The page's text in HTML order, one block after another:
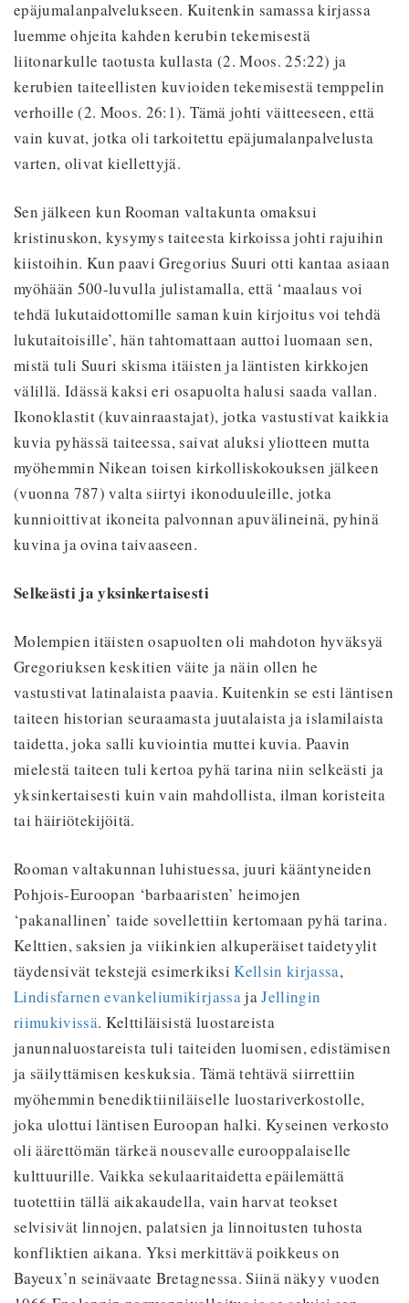
epäjumalanpalvelukseen. Kuitenkin samassa kirjassa
luemme ohjeita kahden kerubin tekemisestä
liitonarkulle taotusta kullasta (2. Moos. 25:22) ja
kerubien taiteellisten kuvioiden tekemisestä temppelin
verhoille (2. Moos. 26:1). Tämä johti väitteeseen, että
vain kuvat, jotka oli tarkoitettu epäjumalanpalvelusta
varten, olivat kiellettyjä.
Sen jälkeen kun Rooman valtakunta omaksui
kristinuskon, kysymys taiteesta kirkoissa johti rajuihin
kiistoihin. Kun paavi Gregorius Suuri otti kantaa asiaan
myöhään 500-luvulla julistamalla, että ‘maalaus voi
tehdä lukutaidottomille saman kuin kirjoitus voi tehdä
lukutaitoisille’, hän tahtomattaan auttoi luomaan sen,
mistä tuli Suuri skisma itäisten ja läntisten kirkkojen
välillä. Idässä kaksi eri osapuolta halusi saada vallan.
Ikonoklastit (kuvainraastajat), jotka vastustivat kaikkia
kuvia pyhässä taiteessa, saivat aluksi yliotteen mutta
myöhemmin Nikean toisen kirkolliskokouksen jälkeen
(vuonna 787) valta siirtyi ikonoduuleille, jotka
kunnioittivat ikoneita palvonnan apuvälineinä, pyhinä
kuvina ja ovina taivaaseen.
Selkeästi ja yksinkertaisesti
Molempien itäisten osapuolten oli mahdoton hyväksyä
Gregoriuksen keskitien väite ja näin ollen he
vastustivat latinalaista paavia. Kuitenkin se esti läntisen
taiteen historian seuraamasta juutalaista ja islamilaista
taidetta, joka salli kuviointia muttei kuvia. Paavin
mielestä taiteen tuli kertoa pyhä tarina niin selkeästi ja
yksinkertaisesti kuin vain mahdollista, ilman koristeita
tai häiriötekijöitä.
Rooman valtakunnan luhistuessa, juuri kääntyneiden
Pohjois-Euroopan ‘barbaaristen’ heimojen
‘pakanallinen’ taide sovellettiin kertomaan pyhä tarina.
Kelttien, saksien ja viikinkien alkuperäiset taidetyylit
täydensivät tekstejä esimerkiksiKellsin kirjassa,
Lindisfarnen evankeliumikirjassajaJellingin
riimukivissä. Kelttiläisistä luostareista
janunnaluostareista tuli taiteiden luomisen, edistämisen
ja säilyttämisen keskuksia. Tämä tehtävä siirrettiin
myöhemmin benediktiiniläiselle luostariverkostolle,
joka ulottui läntisen Euroopan halki. Kyseinen verkosto
oli äärettömän tärkeä nousevalle eurooppalaiselle
kulttuurille. Vaikka sekulaaritaidetta epäilemättä
tuotettiin tällä aikakaudella, vain harvat teokset
selvisivät linnojen, palatsien ja linnoitusten tuhosta
konfliktien aikana. Yksi merkittävä poikkeus on
Bayeux’n seinävaate Bretagnessa. Siinä näkyy vuoden